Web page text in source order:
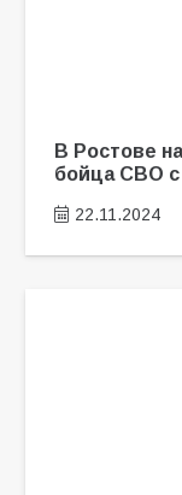
В Ростове
бойца СВО с
22.11.2024